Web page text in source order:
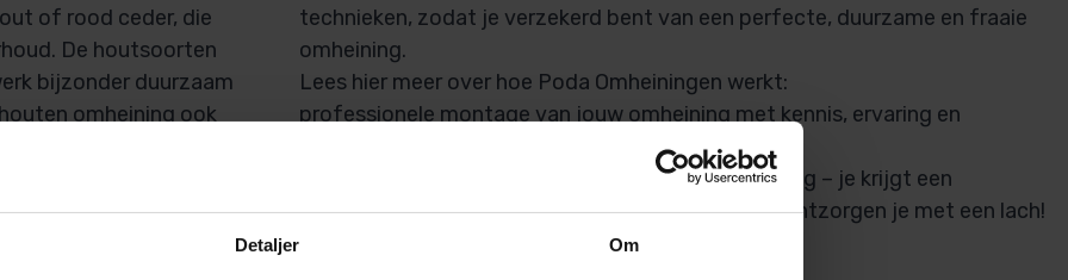
Detaljer Om
of rood ceder, die
De houtsoorten
bijzonder duurzaam
omheining ook
Het ontwerp geeft
bij weides,
voor een
geen onderhoud
technieken, zodat je verzekerd bent van een perfecte, duurzame en fraaie
omheining.
Lees hier meer over hoe Poda Omheiningen werkt:
professionele montage van jouw omheining met kennis, ervaring en
Poda Omheiningen levert niet zomaar een omheining – je krijgt een
duurzame oplossing die zijn weerga niet kent; wij ontzorgen je met een lach!